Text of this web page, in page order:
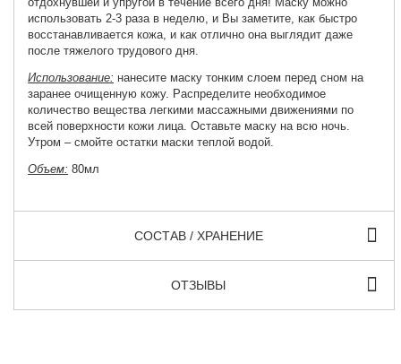
использовать 2-3 раза в неделю, и Вы заметите, как быстро
восстанавливается кожа, и как отлично она выглядит даже
после тяжелого трудового дня.
Использование: нанесите маску тонким слоем перед сном на
заранее очищенную кожу. Распределите необходимое
количество вещества легкими массажными движениями по
всей поверхности кожи лица. Оставьте маску на всю ночь.
Утром – смойте остатки маски теплой водой.
Объем: 80мл
СОСТАВ / ХРАНЕНИЕ
ОТЗЫВЫ